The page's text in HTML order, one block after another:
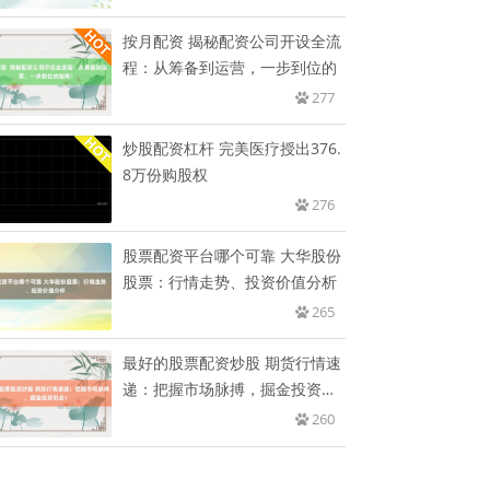
按月配资 揭秘配资公司开设全流
程：从筹备到运营，一步到位的
277
炒股配资杠杆 完美医疗授出376.
8万份购股权
276
股票配资平台哪个可靠 大华股份
股票：行情走势、投资价值分析
265
最好的股票配资炒股 期货行情速
递：把握市场脉搏，掘金投资机
260